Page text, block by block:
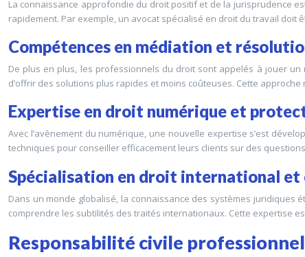
La connaissance approfondie du droit positif et de la jurisprudence
rapidement. Par exemple, un avocat spécialisé en droit du travail doit
Compétences en médiation et
De plus en plus, les professionnels du droit sont appelés à jouer
d’offrir des solutions plus rapides et moins coûteuses. Cette
Expertise en droit numérique et
Avec l’avènement du numérique, une nouvelle expertise s’est
techniques pour conseiller efficacement leurs clients sur des
Spécialisation en droit international et
Dans un monde globalisé, la connaissance des systèmes
comprendre les subtilités des traités internationaux. Cette expertise
Responsabilité civile